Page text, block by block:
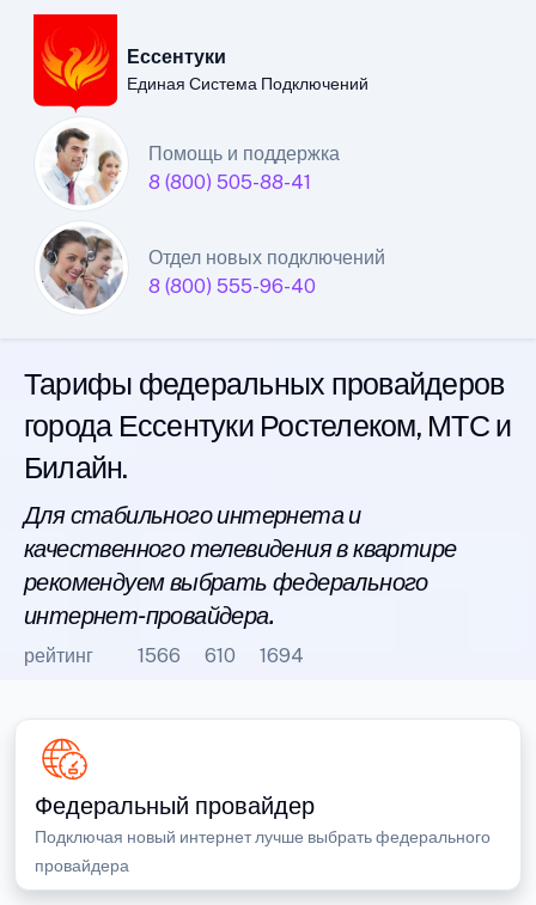
Ессентуки
Единая Система Подключений
Помощь и поддержка
8 (800) 505-88-41
Отдел новых подключений
8 (800) 555-96-40
Ессентукский филиал
Единой Системы
Подключений
интернета
Тарифы федеральных провайдеров
города Ессентуки Ростелеком, МТС и
Билайн.
Для стабильного интернета и
качественного телевидения в квартире
рекомендуем выбрать федерального
интернет-провайдера.
рейтинг 1566 610 1694
Федеральный провайдер
Подключая новый интернет лучше выбрать федерального
провайдера